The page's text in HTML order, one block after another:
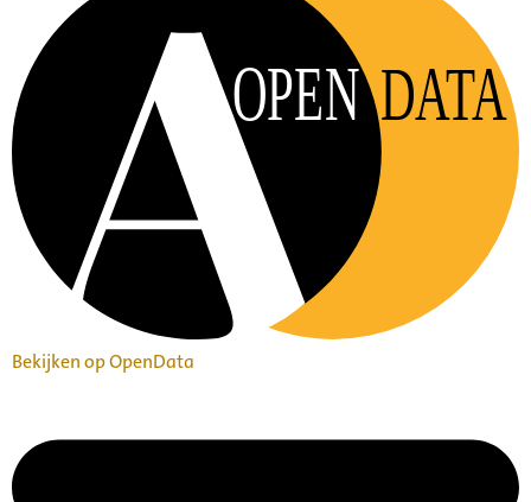
OPEN DATA
Bekijken op OpenData